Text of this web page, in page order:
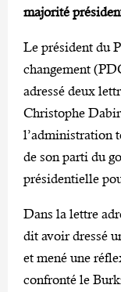
majorité
Le président du
changement
adressé deux
Christophe
l’administration
de son parti du
présidentielle
Dans la lettre
dit avoir dressé
et mené une
confronté le